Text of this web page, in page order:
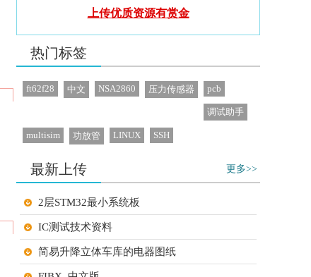
上传优质资源有赏金
热门标签
ft62f28 中文 NSA2860 压力传感器 pcb
调试助手
multisim 功放管 LINUX SSH
更多>>
最新上传
2层STM32最小系统板
IC测试技术资料
简易升降立体车库的电器图纸